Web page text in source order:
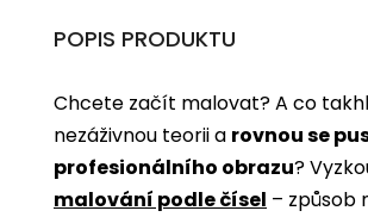
POPIS PRODUKTU
Chcete začít malovat? A co
nezáživnou teorii a rovnou se
profesionálního obrazu?
malování podle čísel ­­– způsob